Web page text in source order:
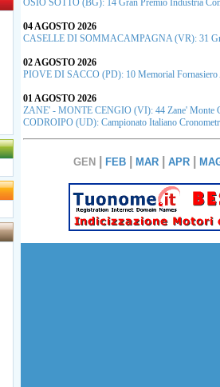
OSIO SOTTO (BG): 14 Gran Premio Industria
04 AGOSTO 2026
CASELLE DI SOMMACAMPAGNA (VR): 31
02 AGOSTO 2026
PIOVE DI SACCO (PD): 10 Memorial
01 AGOSTO 2026
ZANE' - MONTE CENGIO (VI): 44 Zane' Monte
CODROIPO (UD): Campionato Italiano
GEN FEB MAR APR